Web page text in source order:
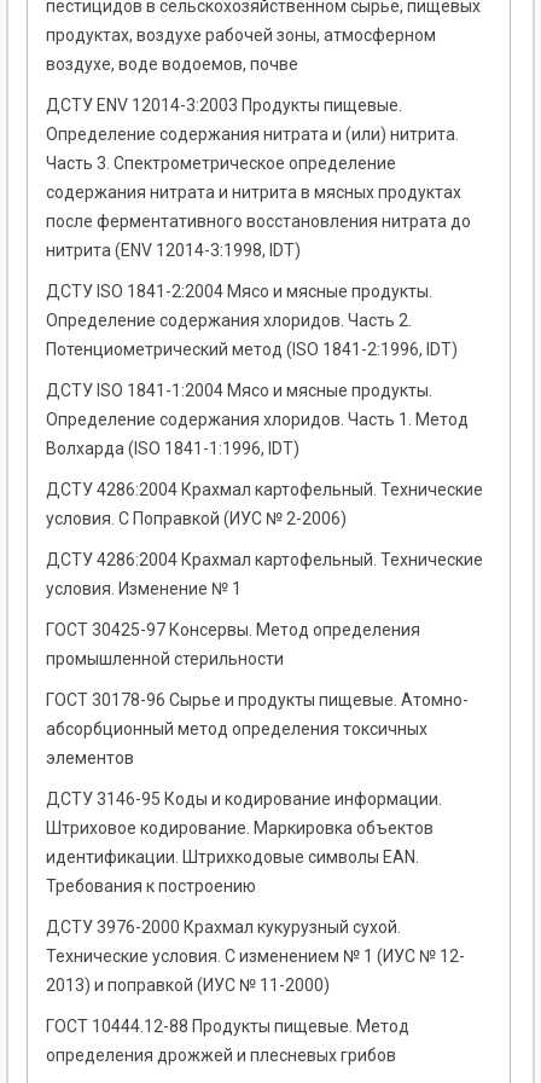
пестицидов в сельскохозяйственном сырье, пищевых
продуктах, воздухе рабочей зоны, атмосферном
воздухе, воде водоемов, почве
ДСТУ ENV 12014-3:2003 Продукты пищевые.
Определение содержания нитрата и (или) нитрита.
Часть 3. Спектрометрическое определение
содержания нитрата и нитрита в мясных продуктах
после ферментативного восстановления нитрата до
нитрита (ENV 12014-3:1998, IDT)
ДСТУ ISO 1841-2:2004 Мясо и мясные продукты.
Определение содержания хлоридов. Часть 2.
Потенциометрический метод (ISO 1841-2:1996, IDТ)
ДСТУ ISO 1841-1:2004 Мясо и мясные продукты.
Определение содержания хлоридов. Часть 1. Метод
Волхарда (ISO 1841-1:1996, IDT)
ДСТУ 4286:2004 Крахмал картофельный. Технические
условия. С Поправкой (ИУС № 2-2006)
ДСТУ 4286:2004 Крахмал картофельный. Технические
условия. Изменение № 1
ГОСТ 30425-97 Консервы. Метод определения
промышленной стерильности
ГОСТ 30178-96 Сырье и продукты пищевые. Атомно-
абсорбционный метод определения токсичных
элементов
ДСТУ 3146-95 Коды и кодирование информации.
Штриховое кодирование. Маркировка объектов
идентификации. Штрихкодовые символы EAN.
Требования к построению
ДСТУ 3976-2000 Крахмал кукурузный сухой.
Технические условия. С изменением № 1 (ИУС № 12-
2013) и поправкой (ИУС № 11-2000)
ГОСТ 10444.12-88 Продукты пищевые. Метод
определения дрожжей и плесневых грибов